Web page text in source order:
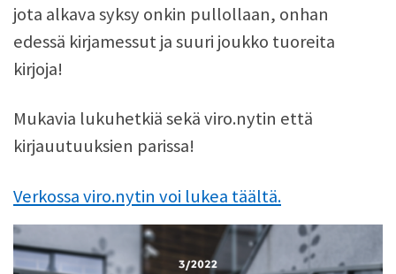
jota alkava syksy onkin pullollaan, onhan
edessä kirjamessut ja suuri joukko tuoreita
kirjoja!
Mukavia lukuhetkiä sekä viro.nytin että
kirjauutuuksien parissa!
Verkossa viro.nytin voi lukea täältä.